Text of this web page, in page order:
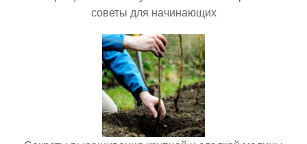
советы для начинающих